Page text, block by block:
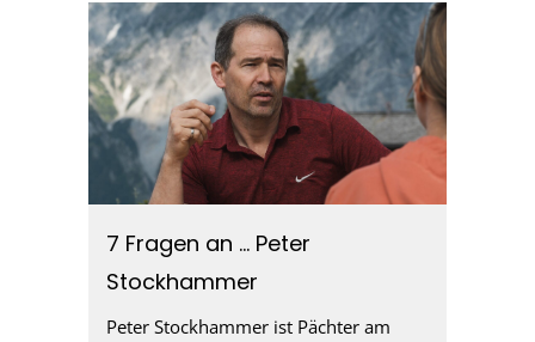
7 Fragen an … Peter
Stockhammer
Peter Stockhammer ist Pächter am